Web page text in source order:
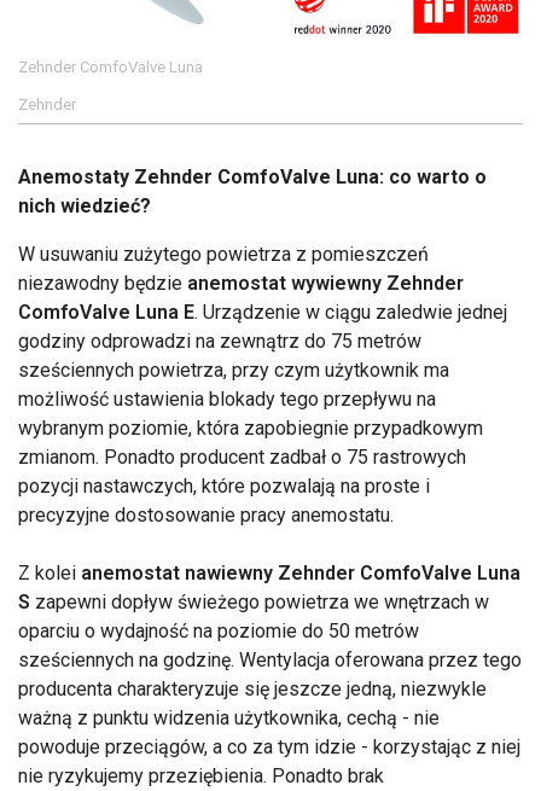
Zehnder ComfoValve Luna
Zehnder
Anemostaty Zehnder ComfoValve Luna: co warto o
nich wiedzieć?
W usuwaniu zużytego powietrza z pomieszczeń
niezawodny będzie anemostat wywiewny Zehnder
ComfoValve Luna E. Urządzenie w ciągu zaledwie jednej
godziny odprowadzi na zewnątrz do 75 metrów
sześciennych powietrza, przy czym użytkownik ma
możliwość ustawienia blokady tego przepływu na
wybranym poziomie, która zapobiegnie przypadkowym
zmianom. Ponadto producent zadbał o 75 rastrowych
pozycji nastawczych, które pozwalają na proste i
precyzyjne dostosowanie pracy anemostatu.
Z kolei anemostat nawiewny Zehnder ComfoValve Luna
S zapewni dopływ świeżego powietrza we wnętrzach w
oparciu o wydajność na poziomie do 50 metrów
sześciennych na godzinę. Wentylacja oferowana przez tego
producenta charakteryzuje się jeszcze jedną, niezwykle
ważną z punktu widzenia użytkownika, cechą - nie
powoduje przeciągów, a co za tym idzie - korzystając z niej
nie ryzykujemy przeziębienia. Ponadto brak